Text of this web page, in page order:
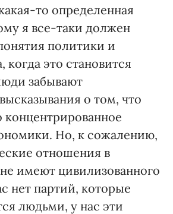
то определенная
я все-таки должен
политики и
когда это становится
забывают
о том, что
концентрированное
Но, к сожалению,
отношения в
имеют цивилизованного
нет партий, которые
людьми, у нас эти